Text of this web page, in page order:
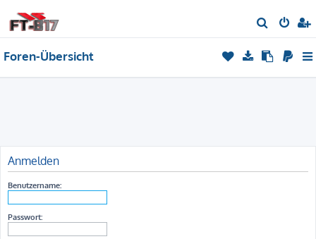
u
c
Foren-Übersicht
Anmelden
Benutzername:
Passwort: